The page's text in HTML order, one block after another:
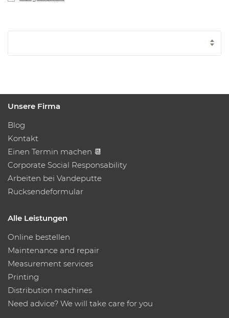
Unsere Firma
Blog
Kontakt
Einen Termin machen 📆
Corporate Social Responsability
Arbeiten bei Vandeputte
Rucksendeformular
Alle Leistungen
Online bestellen
Maintenance and repair
Measurement services
Printing
Distribution machines
Need advice? We will take care for you